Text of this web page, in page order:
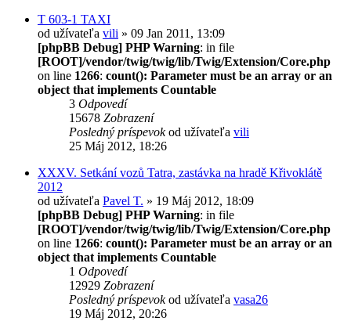
T 603-1 TAXI
od užívateľa vili » 09 Jan 2011, 13:09
[phpBB Debug] PHP Warning: in file
[ROOT]/vendor/twig/twig/lib/Twig/Extension/Core.php
on line 1266: count(): Parameter must be an array or an
object that implements Countable
3 Odpovedí
15678 Zobrazení
Posledný príspevokod užívateľa vili
25 Máj 2012, 18:26
XXXV. Setkání vozů Tatra, zastávka na hradě Křivoklátě
2012
od užívateľa Pavel T. » 19 Máj 2012, 18:09
[phpBB Debug] PHP Warning: in file
[ROOT]/vendor/twig/twig/lib/Twig/Extension/Core.php
on line 1266: count(): Parameter must be an array or an
object that implements Countable
1 Odpovedí
12929 Zobrazení
Posledný príspevokod užívateľa vasa26
19 Máj 2012, 20:26